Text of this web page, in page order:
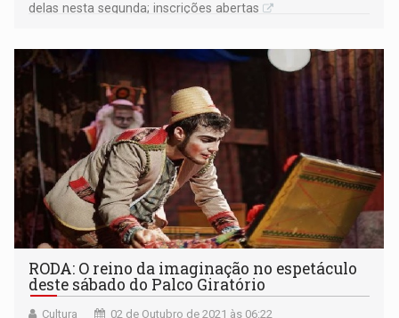
delas nesta segunda; inscrições abertas
RODA: O reino da imaginação no espetáculo
deste sábado do Palco Giratório
Cultura 02 de Outubro de 2021 às 06:22